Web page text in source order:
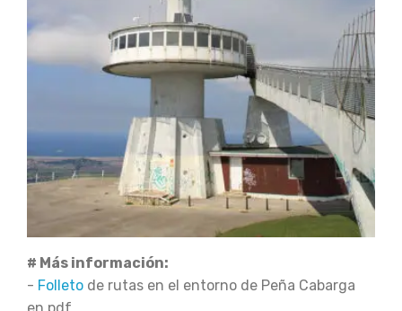
# Más información:
- Folleto de rutas en el entorno de Peña Cabarga